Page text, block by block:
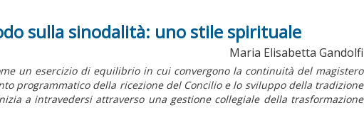
sulla sinodalità: uno stile spirituale
Maria Elisabetta Gandolfi
un esercizio di equilibrio in cui convergono la continuità del magistero
programmatico della ricezione del Concilio e lo sviluppo della tradizione
a intravedersi attraverso una gestione collegiale della trasformazione